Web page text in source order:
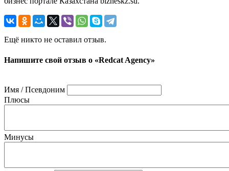
Ещё никто не оставил отзыв.
Напишите свой отзыв о «Redcat Agency»
Имя / Псевдоним
Плюсы
Минусы